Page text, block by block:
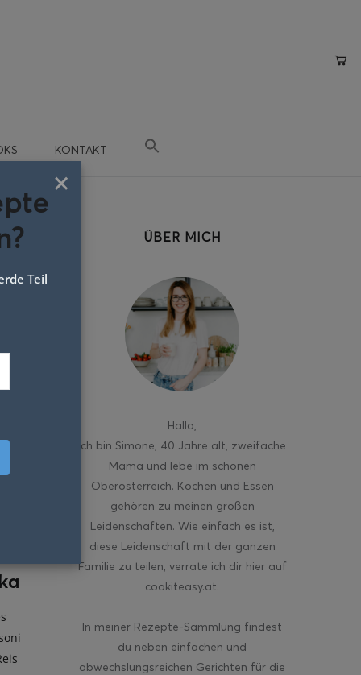
KONTAKT
ÜBER MICH
Hallo
ich bin Simone, 40 Jahre alt, zweifache
Mama und lebe im schönen
Oberösterreich. Kochen und Essen
gehören zu meinen großen
Leidenschaften. Wie einfach es ist,
diese Leidenschaft mit der ganzen
Familie zu teilen, verrate ich dir hier auf
cookiteasy.at.
In meiner Rezepte-Sammlung findest
du neben einfachen und
abwechslungsreichen Gerichten für die
×
Teil